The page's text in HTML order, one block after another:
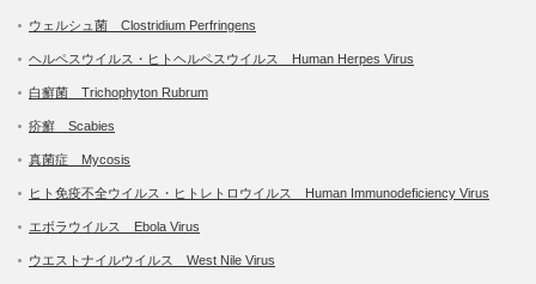
ウェルシュ菌 Clostridium Perfringens
ヘルペスウイルス・ヒトヘルペスウイルス Human Herpes Virus
白癬菌 Trichophyton Rubrum
疥癬 Scabies
真菌症 Mycosis
ヒト免疫不全ウイルス・ヒトレトロウイルス Human Immunodeficiency Virus
エボラウイルス Ebola Virus
ウエストナイルウイルス West Nile Virus